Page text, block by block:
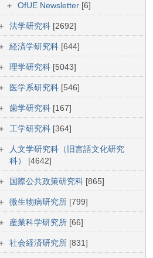
OfUE Newsletter [6]
法学研究科 [2692]
経済学研究科 [644]
理学研究科 [5043]
医学系研究科 [546]
歯学研究科 [167]
工学研究科 [364]
人文学研究科（旧言語文化研究
科） [4642]
国際公共政策研究科 [865]
微生物病研究所 [799]
産業科学研究所 [66]
社会経済研究所 [831]